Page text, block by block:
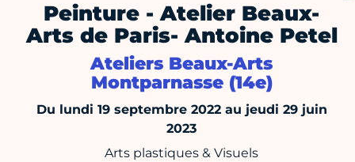
Peinture - Atelier Beaux-
Arts de Paris- Antoine Petel
Ateliers Beaux-Arts
Montparnasse (14e)
Du lundi 19 septembre 2022 au jeudi 29 juin
2023
Arts plastiques & Visuels